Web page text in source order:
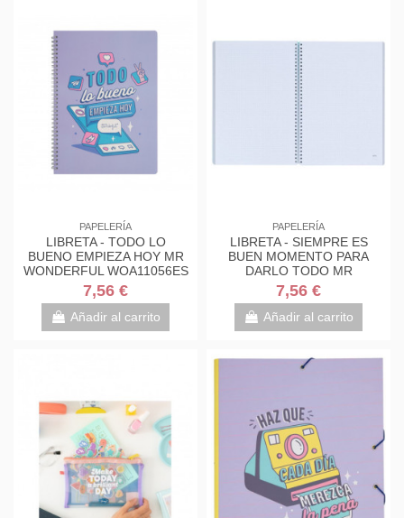
PAPELERÍA
LIBRETA - TODO LO
BUENO EMPIEZA HOY MR
WONDERFUL WOA11056ES
7,56 €
Añadir al carrito
PAPELERÍA
LIBRETA - SIEMPRE ES
BUEN MOMENTO PARA
DARLO TODO MR
WONDERFUL WOA11049ES
7,56 €
Añadir al carrito